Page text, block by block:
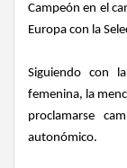
Campeón en el
Europa con la
Siguiendo con
femenina, la
proclamarse
autonómico.